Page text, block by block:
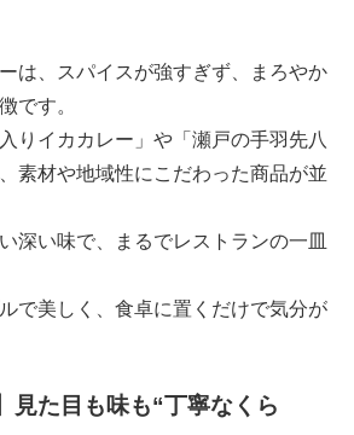
は、スパイスが強すぎず、まろやか
です。
りイカカレー」や「瀬戸の手羽先八
素材や地域性にこだわった商品が並
深い味で、まるでレストランの一皿
で美しく、食卓に置くだけで気分が
見た目も味も“丁寧なくら